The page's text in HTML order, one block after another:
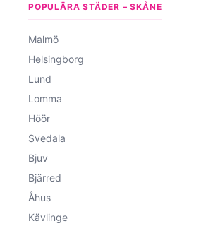
POPULÄRA STÄDER – SKÅNE
Malmö
Helsingborg
Lund
Lomma
Höör
Svedala
Bjuv
Bjärred
Åhus
Kävlinge